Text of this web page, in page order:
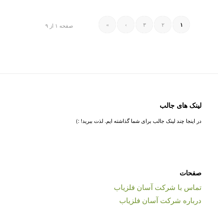
صفحه ۱ از ۹ ۱ ۲ ۳ ›
»
لینک های جالب
در اینجا چند لینک جالب برای شما گذاشته ایم. لذت ببرید! :)
صفحات
تماس با شرکت آسان فلزیاب
درباره شرکت آسان فلزیاب